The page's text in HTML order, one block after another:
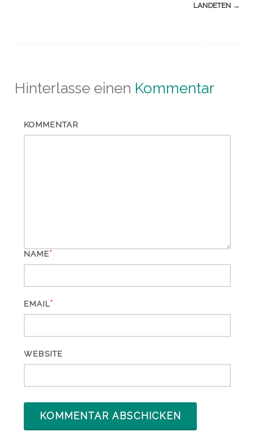
ANDETEN →
Hinterlasse einen Kommentar
KOMMENTAR
NAME*
EMAIL*
WEBSITE